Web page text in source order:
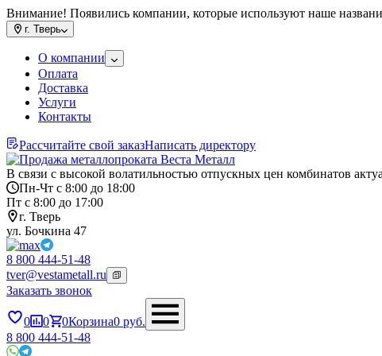
Внимание! Появились компании, которые используют наше
г. Тверь
О компании
Оплата
Доставка
Услуги
Контакты
Рассчитайте свой заказНаписать директору
В связи с высокой волатильностью отпускных цен комбинатов
Пн-Чт с 8:00 до 18:00
Пт с 8:00 до 17:00
г. Тверь
ул. Бочкина 47
8 800 444-51-48
tver@vestametall.ru
Заказать звонок
0 0 0Корзина0 руб.
8 800 444-51-48